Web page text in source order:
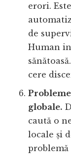
erori.
de
Human
cere
globale.
caută o
locale și